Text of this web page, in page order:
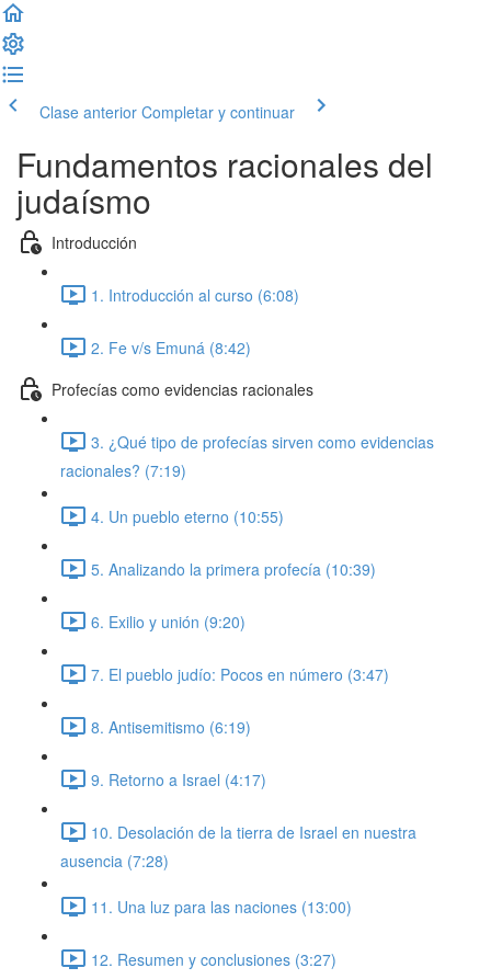
Clase anterior Completar y continuar
Fundamentos racionales del
judaísmo
Introducción
1. Introducción al curso (6:08)
2. Fe v/s Emuná (8:42)
Profecías como evidencias racionales
3. ¿Qué tipo de profecías sirven como evidencias
racionales? (7:19)
4. Un pueblo eterno (10:55)
5. Analizando la primera profecía (10:39)
6. Exilio y unión (9:20)
7. El pueblo judío: Pocos en número (3:47)
8. Antisemitismo (6:19)
9. Retorno a Israel (4:17)
10. Desolación de la tierra de Israel en nuestra
ausencia (7:28)
11. Una luz para las naciones (13:00)
12. Resumen y conclusiones (3:27)